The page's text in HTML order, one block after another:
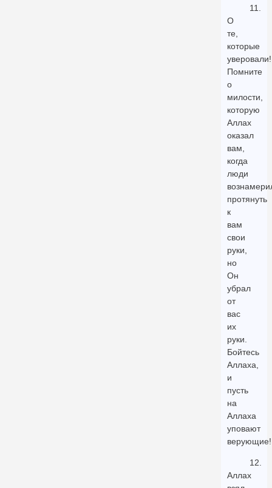
11.
О
те,
которые
уверовали!
Помните
о
милости,
которую
Аллах
оказал
вам,
когда
люди
протянуть
к
вам
свои
руки,
но
Он
убрал
от
вас
их
руки.
Бойтесь
Аллаха,
и
пусть
на
Аллаха
уповают
верующие!
12.
Аллах